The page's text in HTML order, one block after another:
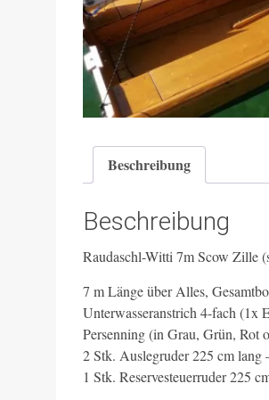
Beschreibung
Beschreibung
Raudaschl-Witti 7m Scow Zille
7 m Länge über Alles,
Unterwasseranstrich 4-fach (1x
Persenning (in Grau, Grün, Rot
2 Stk. Auslegruder 225 cm lang
1 Stk. Reservesteuerruder 225